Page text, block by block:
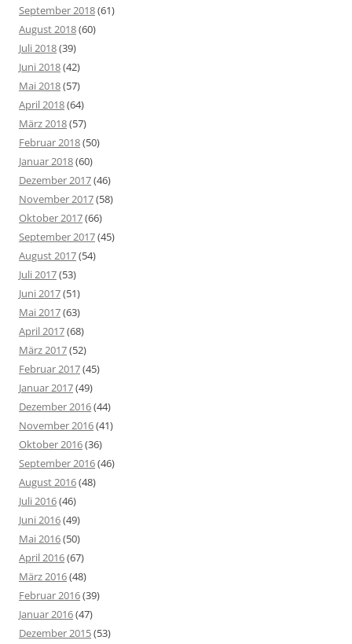
September 2018(61)
August 2018(60)
Juli 2018(39)
Juni 2018(42)
Mai 2018(57)
April 2018(64)
März 2018(57)
Februar 2018(50)
Januar 2018(60)
Dezember 2017(46)
November 2017(58)
Oktober 2017(66)
September 2017(45)
August 2017(54)
Juli 2017(53)
Juni 2017(51)
Mai 2017(63)
April 2017(68)
März 2017(52)
Februar 2017(45)
Januar 2017(49)
Dezember 2016(44)
November 2016(41)
Oktober 2016(36)
September 2016(46)
August 2016(48)
Juli 2016(46)
Juni 2016(49)
Mai 2016(50)
April 2016(67)
März 2016(48)
Februar 2016(39)
Januar 2016(47)
Dezember 2015(53)